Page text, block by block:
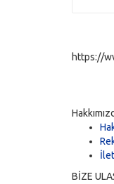
https://
BİZE